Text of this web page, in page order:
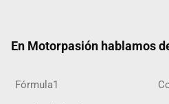
En Motorpasión hablamos
Fórmula1